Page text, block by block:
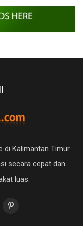
di Kalimantan Timur
secara cepat dan
luas.